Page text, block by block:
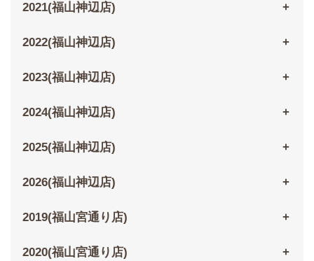
2021(福山神辺店)
2022(福山神辺店)
2023(福山神辺店)
2024(福山神辺店)
2025(福山神辺店)
2026(福山神辺店)
2019(福山宮通り店)
2020(福山宮通り店)